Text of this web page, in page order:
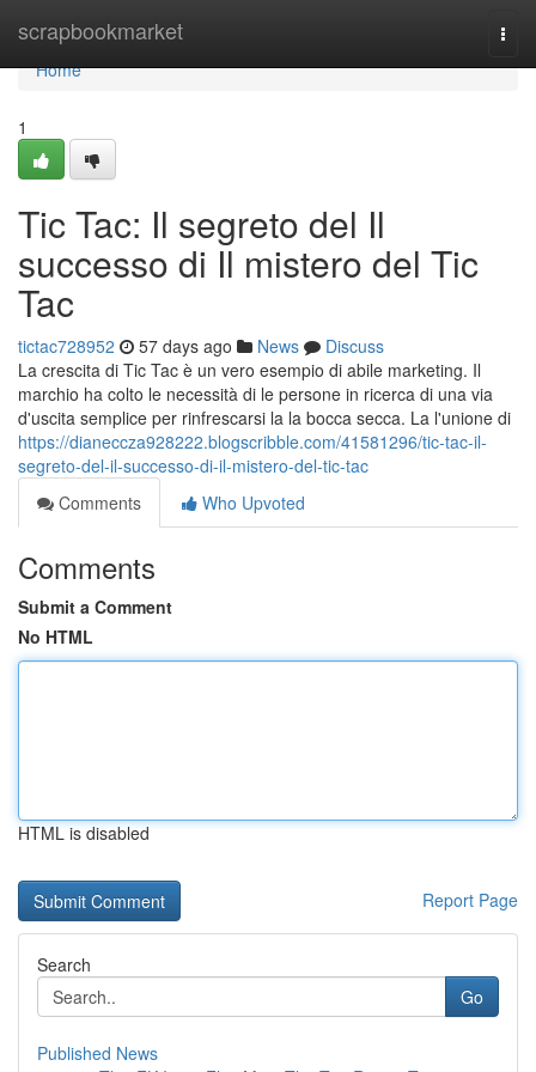
scrapbookmarket
Home
Home
1
Tic Tac: Il segreto del Il
successo di Il mistero del Tic
Tac
tictac728952 57 days ago News
Discuss
La crescita di Tic Tac è un vero esempio di abile marketing. Il
marchio ha colto le necessità di le persone in ricerca di una via
d'uscita semplice per rinfrescarsi la la bocca secca. La l'unione di
https://dianeccza928222.blogscribble.com/41581296/tic-tac-il-
segreto-del-il-successo-di-il-mistero-del-tic-tac
Comments
Who Upvoted
Comments
Submit a Comment
No HTML
HTML is disabled
Report Page
Search
Go
Published News